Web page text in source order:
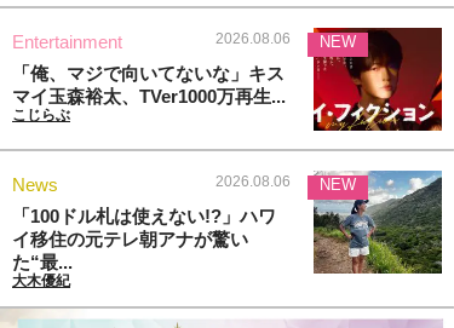
Entertainment 2026.08.06
「俺、マジで向いてないな」キス
マイ玉森裕太、TVer1000万再生...
こじらぶ
NEW
News 2026.08.06
「100ドル札は使えない!?」ハワ
イ移住の元テレ朝アナが驚い
た“最...
大木優紀
NEW